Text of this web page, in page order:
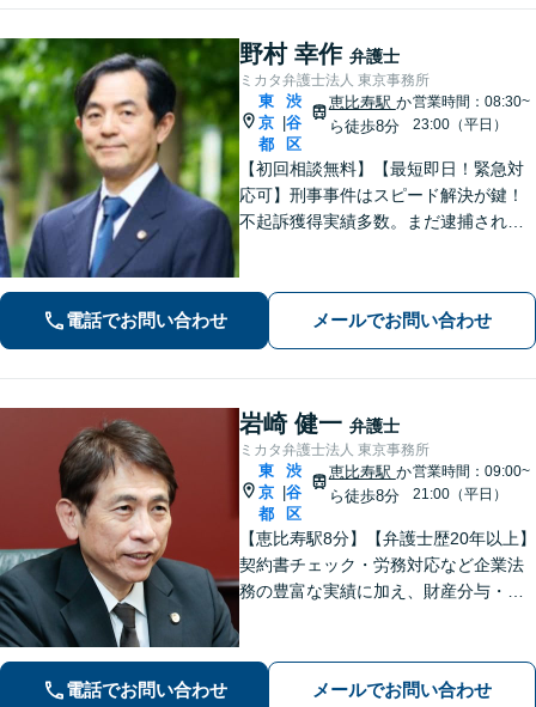
野村 幸作 弁護士
ミカタ弁護士法人 東京事務所
東
京
都
渋
谷
区
恵比寿駅 か
ら徒歩8分
営業時間：08:30~
23:00（平日）
【初回相談無料】【最短即日！緊急対
応可】刑事事件はスピード解決が鍵！
不起訴獲得実績多数。まだ逮捕されて
で電話受付中！【恵比寿駅8分】【休
日・夜間対応】
電話でお問い合わせ メールでお問い合わせ
岩崎 健一 弁護士
ミカタ弁護士法人 東京事務所
東
京
都
渋
谷
区
恵比寿駅 か
ら徒歩8分
営業時間：09:00~
21:00（平日）
【恵比寿駅8分】【弁護士歴20年以上】
契約書チェック・労務対応など企業法
務の豊富な実績に加え、財産分与・親
寄り添い最適な解決を目指します。
【初回相談可能】【WEB面談可能】
電話でお問い合わせ メールでお問い合わせ